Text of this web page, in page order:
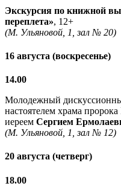
Экскурсия по книжной
переплета», 12+
(М. Ульяновой, 1, зал № 20)
16 августа (воскресенье)
14.00
Молодежный
настоятелем храма
иереем Сергием
(М. Ульяновой, 1, зал № 12)
20 августа (четверг)
18.00